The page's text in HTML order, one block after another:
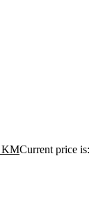
KMCurrent price is: